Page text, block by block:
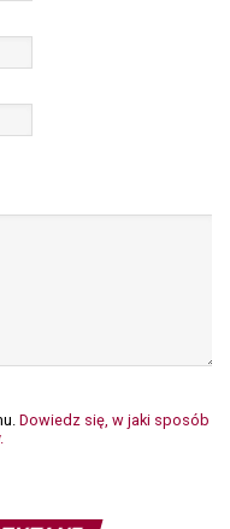
Dowiedz się, w jaki sposób